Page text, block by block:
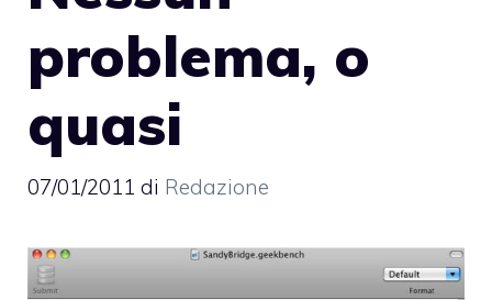
problema, o
quasi
07/01/2011 di Redazione